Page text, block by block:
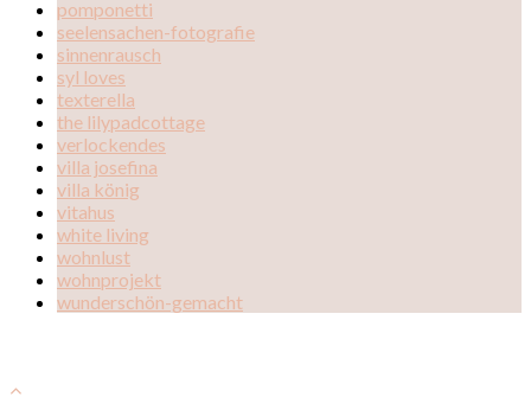
pomponetti
seelensachen-fotografie
sinnenrausch
syl loves
texterella
the lilypadcottage
verlockendes
villa josefina
villa könig
vitahus
white living
wohnlust
wohnprojekt
wunderschön-gemacht